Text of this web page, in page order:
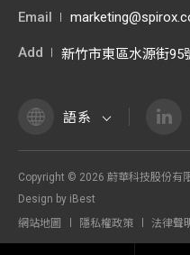
Email
Add 新竹市東區水源街95
語系
Copyright © 2026 蔚華科技股份有
Design by iBest
網站地圖
隱私權政策 法律聲